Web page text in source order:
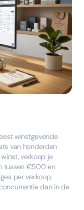
winstgevende
van honderden
verkoop je
tussen €500 en
per verkoop,
dan in de